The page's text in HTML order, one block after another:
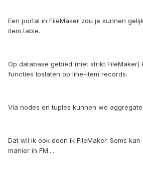
Een portal in FileMaker zou je kunnen
item table.
Op database gebied (niet strikt FileMaker)
functies loslaten op line-item records.
Via nodes en tuples kunnen we
Dat wil ik ook doen ik FileMaker. Soms
manier in FM....